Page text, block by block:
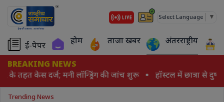
Select Language ▼
ई-पेपर होम ताजा खबर अंतरराष्ट्रीय
BREAKING NEWS
के तहत केस दर्ज; मनी लॉन्ड्रिंग की जांच शुरू
हॉस्टल में छात्रा से
Trending News